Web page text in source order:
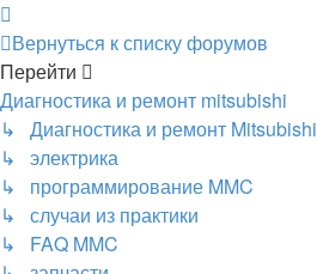
Вернуться к списку форумов
Перейти
Диагностика и ремонт mitsubishi
↳ Диагностика и ремонт Mitsubishi
↳ электрика
↳ программирование MMC
↳ случаи из практики
↳ FAQ MMC